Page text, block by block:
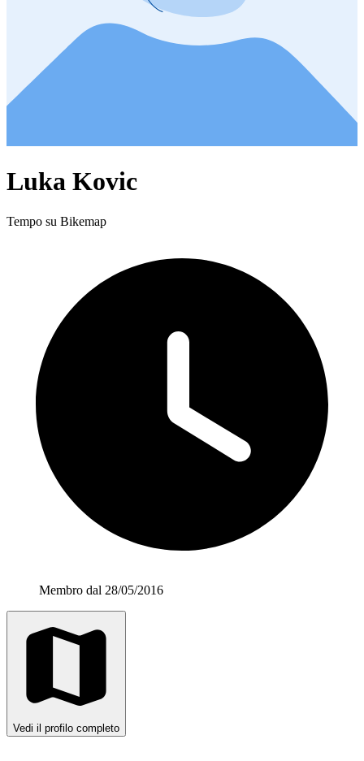
Luka Kovic
Tempo su Bikemap
Membro dal 28/05/2016
Vedi il profilo completo